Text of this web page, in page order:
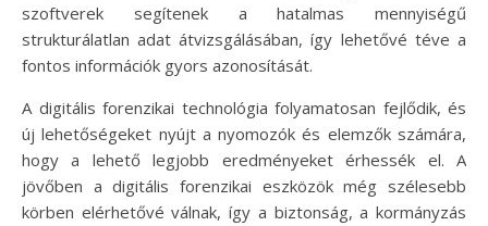
szoftverek segítenek a hatalmas mennyiségű
strukturálatlan adat átvizsgálásában, így lehetővé téve a
fontos információk gyors azonosítását.
A digitális forenzikai technológia folyamatosan fejlődik, és
új lehetőségeket nyújt a nyomozók és elemzők számára,
hogy a lehető legjobb eredményeket érhessék el. A
jövőben a digitális forenzikai eszközök még szélesebb
körben elérhetővé válnak, így a biztonság, a kormányzás